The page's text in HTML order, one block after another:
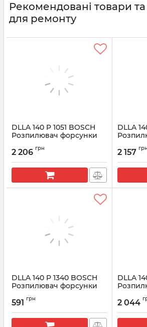
Рекомендовані товари
для ремонту
DLLA 140 P 1051 BOSCH
Розпилювач форсунки
Артикул:
2 206 грн
DLLA
Артикул:
2 157 грн
DLLA 140 P 1340 BOSCH
Розпилювач форсунки
Артикул:
591 грн
DLLA
Артикул:
2 044